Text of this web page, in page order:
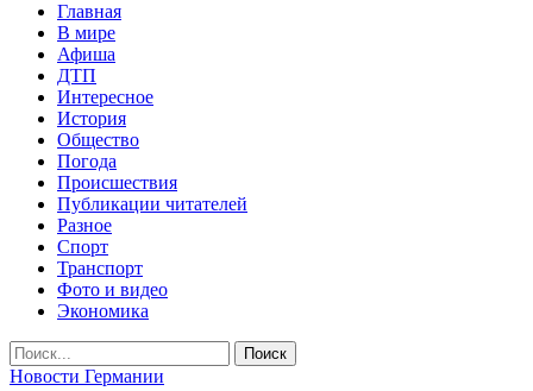
Главная
В мире
Афиша
ДТП
Интересное
История
Общество
Погода
Происшествия
Публикации читателей
Разное
Спорт
Транспорт
Фото и видео
Экономика
Новости Германии